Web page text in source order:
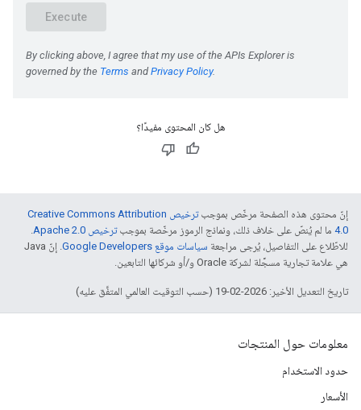
هل كان المحتوى مفيدًا؟
إنّ محتوى هذه الصفحة مرخّص بموجب
ترخيص Creative Commons Attribution
4.0‏ ما لم يُنصّ على خلاف ذلك، ونماذج الرموز مرخّصة بموجبترخيص Apache 2.0‏
.
للاطّلاع على التفاصيل، يُرجى مراجعة سياسات موقع Google Developers‏
. إنّ Java
هي علامة تجارية مسجَّلة لشركة Oracle و/أو شركائها التابعين.
تاريخ التعديل الأخير: 2026-02-19 (حسب التوقيت العالمي المتفَّق عليه)
معلومات حول المنتجات
حدود الاستخدام
الأسعار